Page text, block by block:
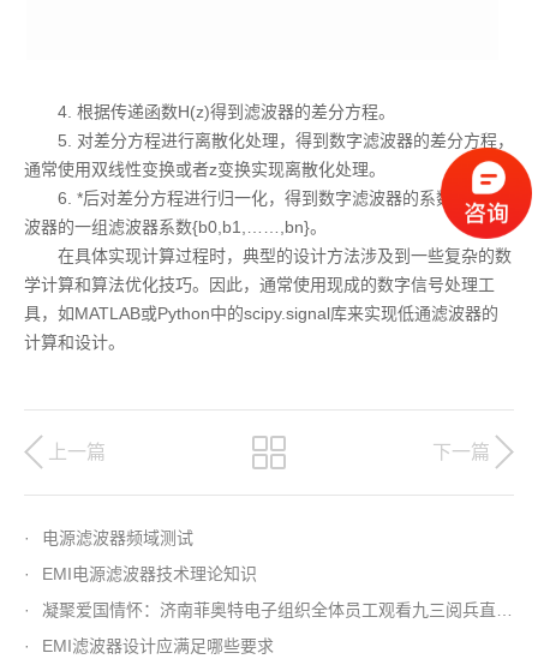
4. 根据传递函数H(z)得到滤波器的差分方程。
5. 对差分方程进行离散化处理，得到数字滤波器的差分方程，
通常使用双线性变换或者z变换实现离散化处理。
6. *后对差分方程进行归一化，得到数字滤波器的系数，即滤
波器的一组滤波器系数{b0,b1,……,bn}。
在具体实现计算过程时，典型的设计方法涉及到一些复杂的数
学计算和算法优化技巧。因此，通常使用现成的数字信号处理工
具，如MATLAB或Python中的scipy.signal库来实现低通滤波器的
计算和设计。
上一篇 下一篇
·
电源滤波器频域测试
·
EMI电源滤波器技术理论知识
·
凝聚爱国情怀：济南菲奥特电子组织全体员工观看九三阅兵直播盛况
·
EMI滤波器设计应满足哪些要求